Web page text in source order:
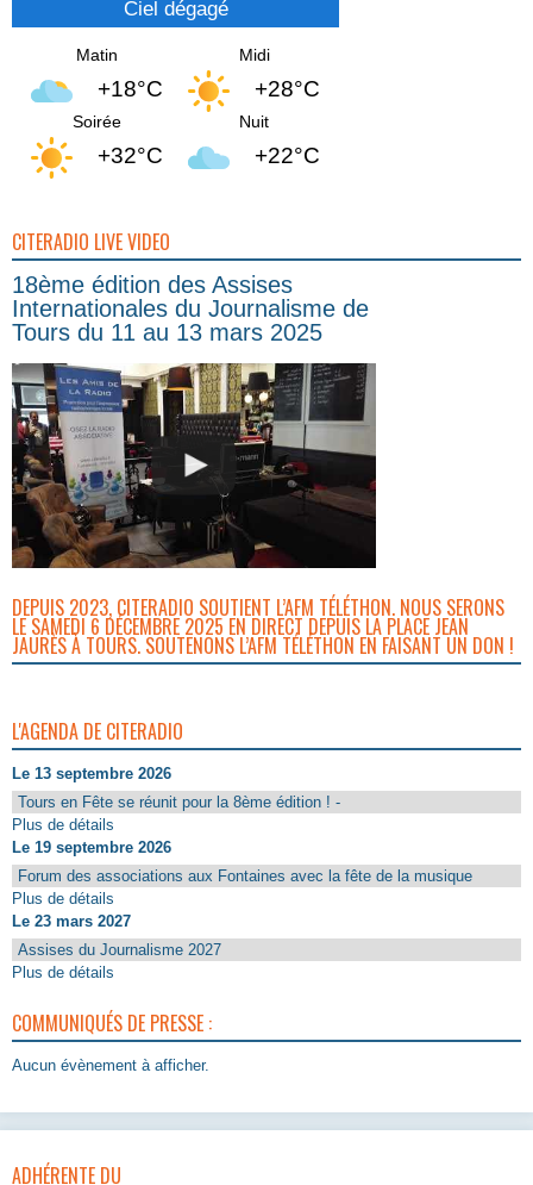
Ciel dégagé
Matin
+18°C
Midi
+28°C
Soirée
+32°C
Nuit
+22°C
CITERADIO LIVE VIDEO
18ème édition des Assises
Internationales du Journalisme de
Tours du 11 au 13 mars 2025
DEPUIS 2023, CITERADIO SOUTIENT L’AFM TÉLÉTHON. NOUS SERONS
LE SAMEDI 6 DÉCEMBRE 2025 EN DIRECT DEPUIS LA PLACE JEAN
JAURÈS À TOURS. SOUTENONS L’AFM TÉLÉTHON EN FAISANT UN DON !
L'AGENDA DE CITERADIO
Le 13 septembre 2026
Tours en Fête se réunit pour la 8ème édition ! -
Plus de détails
Le 19 septembre 2026
Forum des associations aux Fontaines avec la fête de la musique
Plus de détails
Le 23 mars 2027
Assises du Journalisme 2027
Plus de détails
COMMUNIQUÉS DE PRESSE :
Aucun évènement à afficher.
ADHÉRENTE DU